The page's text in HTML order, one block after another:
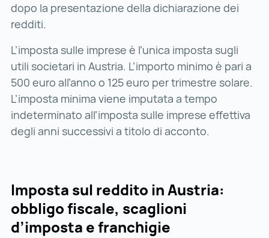
dopo la presentazione della dichiarazione dei
redditi.
L’imposta sulle imprese è l’unica imposta sugli
utili societari in Austria. L’importo minimo è pari a
500 euro all’anno o 125 euro per trimestre solare.
L’imposta minima viene imputata a tempo
indeterminato all’imposta sulle imprese effettiva
degli anni successivi a titolo di acconto.
Imposta sul reddito in Austria:
obbligo fiscale, scaglioni
d’imposta e franchigie